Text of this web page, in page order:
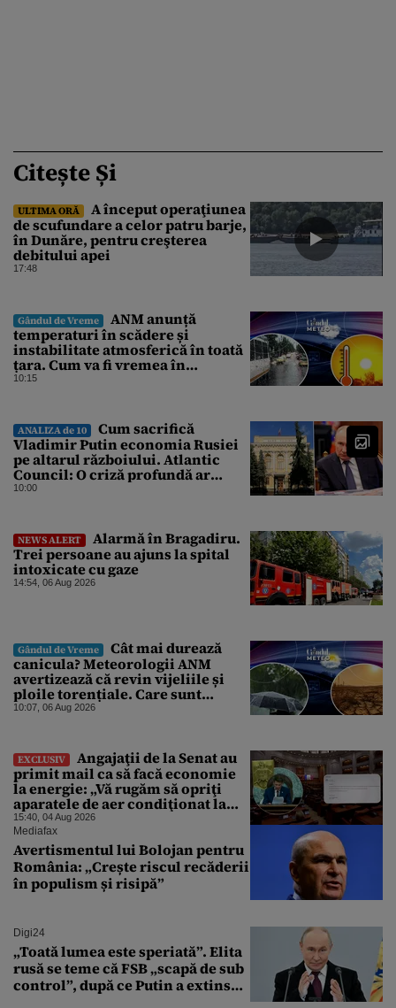
Citește Și
ULTIMA ORĂ
A început operaţiunea
de scufundare a celor patru barje,
în Dunăre, pentru creşterea
debitului apei
17:48
Gândul de Vreme
ANM anunță
temperaturi în scădere și
instabilitate atmosferică în toată
țara. Cum va fi vremea în
București și când vin vijeliile
10:15
ANALIZA de 10
Cum sacrifică
Vladimir Putin economia Rusiei
pe altarul războiului. Atlantic
Council: O criză profundă ar
putea forța Kremlinul să apeleze
10:00
NEWS ALERT
Alarmă în Bragadiru.
Trei persoane au ajuns la spital
intoxicate cu gaze
14:54, 06 Aug 2026
Gândul de Vreme
Cât mai durează
canicula? Meteorologii ANM
avertizează că revin vijeliile și
ploile torențiale. Care sunt
zonele vizate, începând chiar de
10:07, 06 Aug 2026
EXCLUSIV
Angajaţii de la Senat au
primit mail ca să facă economie
la energie: „Vă rugăm să opriţi
aparatele de aer condiţionat la
sfârşitul programului”
15:40, 04 Aug 2026
Mediafax
Avertismentul lui Bolojan pentru
România: „Crește riscul recăderii
în populism și risipă”
Digi24
„Toată lumea este speriată”. Elita
rusă se teme că FSB „scapă de sub
control”, după ce Putin a extins